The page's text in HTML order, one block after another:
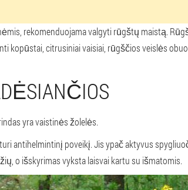
rekomenduojama valgyti rūgštų maistą.
kopūstai, citrusiniai vaisiai, rūgščios veislės
yra vaistinės žolelės.
antihelmintinį poveikį. Jis ypač aktyvus
o išskyrimas vyksta laisvai kartu su išmatomis.